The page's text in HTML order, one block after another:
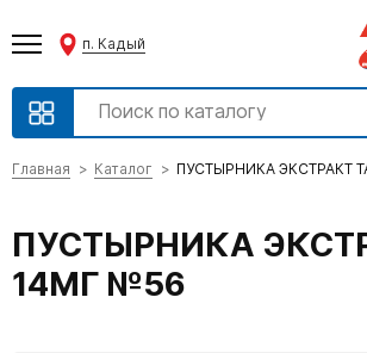
п. Кадый
Главная Каталог ПУСТЫРНИКА ЭКСТРАКТ
ПУСТЫРНИКА
14МГ №56